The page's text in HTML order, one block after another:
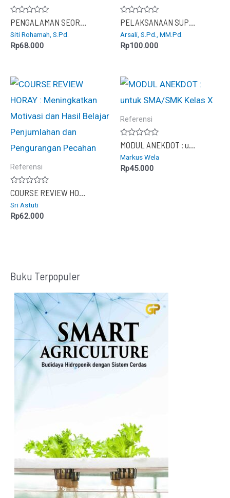
Dinilai
0
dari
5
Siti Rohamah, S.Pd.
Rp68.000
Dinilai
0
dari
5
Arsali, S.Pd., MM.Pd.
Rp100.000
Referensi
Dinilai
0
dari
5
Sri Astuti
Rp62.000
Referensi
Dinilai
0
dari
5
Markus Wela
Rp45.000
Buku Terpopuler